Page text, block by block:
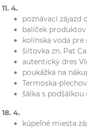
11. 4.
poznávací zájazd
balíček
kolínska voda
šiltovka zn. Pat
autentický dres
poukážka na
Termoska-
šálka s podšálkou
18. 4.
kúpeľné miesta